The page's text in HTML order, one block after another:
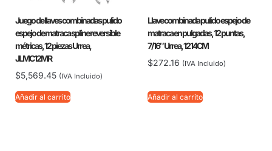
Juego de llaves combinadas pulido
espejo de matraca spline reversible
métricas, 12 piezas Urrea,
JLMC12MR
$5,569.45 (IVA Incluido)
Añadir al carrito
Llave combinada pulido espejo de
matraca en pulgadas, 12 puntas,
7/16″ Urrea, 1214CM
$272.16 (IVA Incluido)
Añadir al carrito